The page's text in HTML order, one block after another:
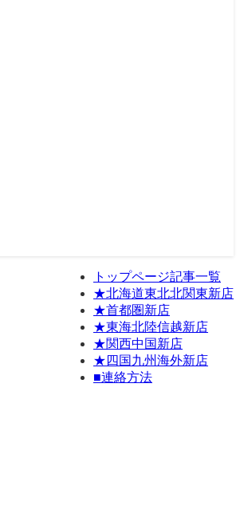
トップページ記事一覧
★北海道東北北関東新店
★首都圏新店
★東海北陸信越新店
★関西中国新店
★四国九州海外新店
■連絡方法